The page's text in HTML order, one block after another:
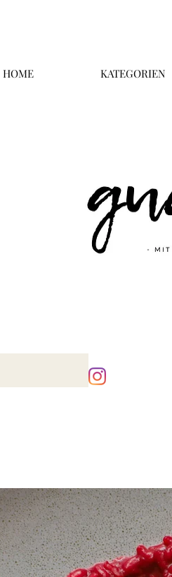
HOME KATEGORIEN
Überschrift 2
Business